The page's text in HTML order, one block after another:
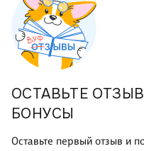
ОСТАВЬТЕ
БОНУСЫ
Оставьте первый отзыв и